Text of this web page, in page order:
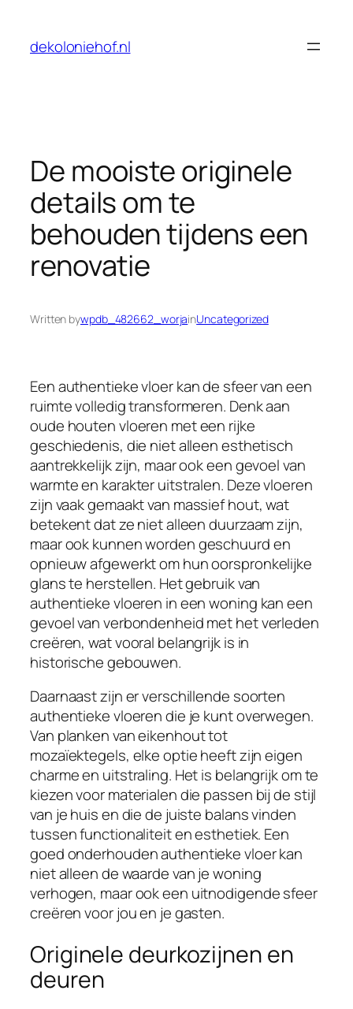
content
dekoloniehof.nl
De mooiste originele
details om te
behouden tijdens een
renovatie
Written bywpdb_482662_worjainUncategorized
Een authentieke vloer kan de sfeer van een
ruimte volledig transformeren. Denk aan
oude houten vloeren met een rijke
geschiedenis, die niet alleen esthetisch
aantrekkelijk zijn, maar ook een gevoel van
warmte en karakter uitstralen. Deze vloeren
zijn vaak gemaakt van massief hout, wat
betekent dat ze niet alleen duurzaam zijn,
maar ook kunnen worden geschuurd en
opnieuw afgewerkt om hun oorspronkelijke
glans te herstellen. Het gebruik van
authentieke vloeren in een woning kan een
gevoel van verbondenheid met het verleden
creëren, wat vooral belangrijk is in
historische gebouwen.
Daarnaast zijn er verschillende soorten
authentieke vloeren die je kunt overwegen.
Van planken van eikenhout tot
mozaïektegels, elke optie heeft zijn eigen
charme en uitstraling. Het is belangrijk om te
kiezen voor materialen die passen bij de stijl
van je huis en die de juiste balans vinden
tussen functionaliteit en esthetiek. Een
goed onderhouden authentieke vloer kan
niet alleen de waarde van je woning
verhogen, maar ook een uitnodigende sfeer
creëren voor jou en je gasten.
Originele deurkozijnen en
deuren